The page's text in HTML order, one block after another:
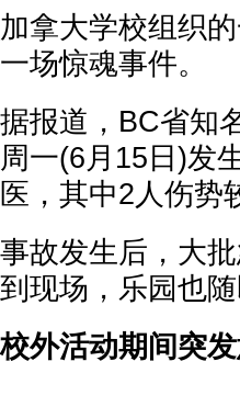
加拿大学校组织
一场惊魂事件。
据报道，BC省知
周一(6月15日)发
医，其中2人伤势
事故发生后，大
到现场，乐园也
校外活动期间突